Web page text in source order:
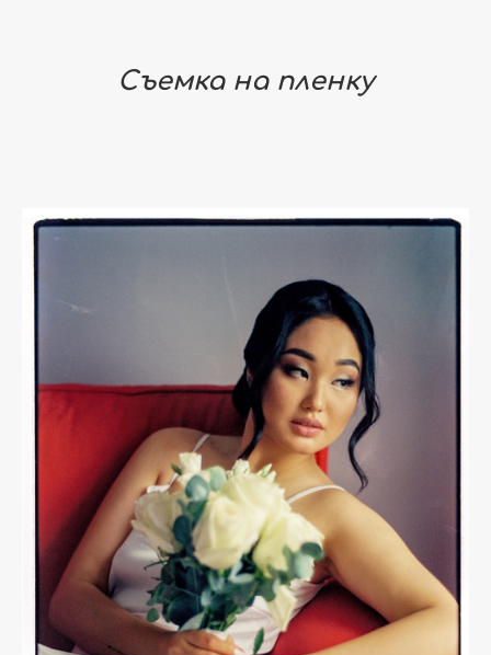
Съемка на пленку